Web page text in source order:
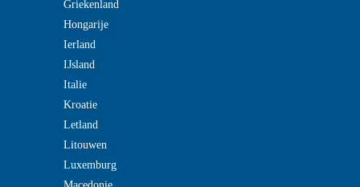
Griekenland
Hongarije
Ierland
IJsland
Italie
Kroatie
Letland
Litouwen
Luxemburg